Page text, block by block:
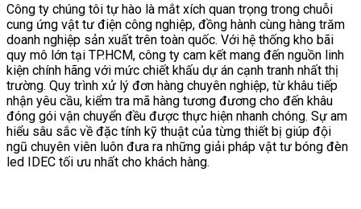
Công ty chúng tôi tự hào là mắt xích quan trọng trong chuỗi
cung ứng vật tư điện công nghiệp, đồng hành cùng hàng trăm
doanh nghiệp sản xuất trên toàn quốc. Với hệ thống kho bãi
quy mô lớn tại TP.HCM, công ty cam kết mang đến nguồn linh
kiện chính hãng với mức chiết khấu dự án cạnh tranh nhất thị
trường. Quy trình xử lý đơn hàng chuyên nghiệp, từ khâu tiếp
nhận yêu cầu, kiểm tra mã hàng tương đương cho đến khâu
đóng gói vận chuyển đều được thực hiện nhanh chóng. Sự am
hiểu sâu sắc về đặc tính kỹ thuật của từng thiết bị giúp đội
ngũ chuyên viên luôn đưa ra những giải pháp vật tư bóng đèn
led IDEC tối ưu nhất cho khách hàng.